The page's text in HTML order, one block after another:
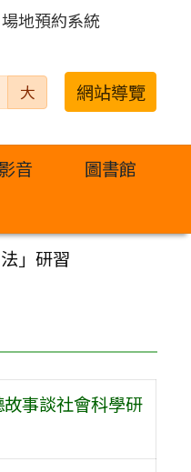
場地預約系統
大 網站導覽
音
圖書館
」研習
事談社會科學研